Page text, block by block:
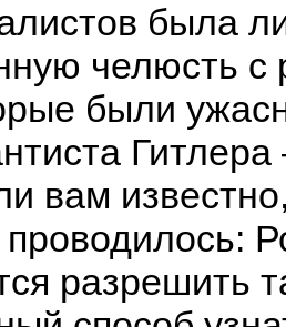
была
челюсть
были
вам
проводилось:
разрешить